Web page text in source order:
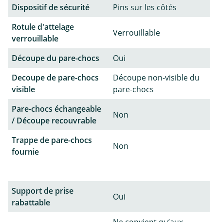
Dispositif de sécurité
Pins sur les côtés
Rotule d'attelage
verrouillable
Verrouillable
Découpe du pare-chocs
Oui
Decoupe de pare-chocs
visible
Découpe non-visible du
pare-chocs
Pare-chocs échangeable
/ Découpe recouvrable
Non
Trappe de pare-chocs
fournie
Non
Support de prise
rabattable
Oui